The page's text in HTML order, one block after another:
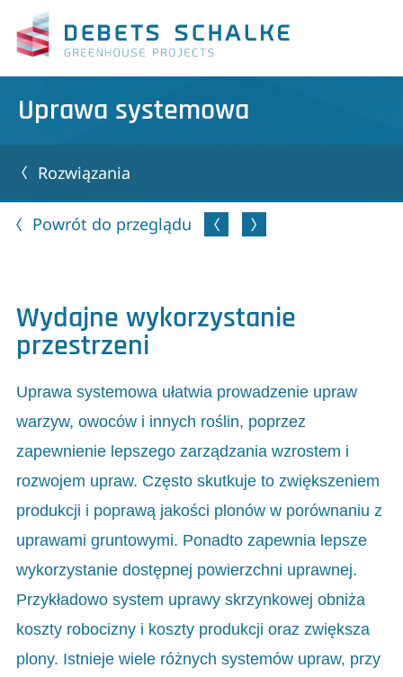
Uprawa systemowa
Rozwiązania
Powrót do przeglądu
Wydajne wykorzystanie
przestrzeni
Uprawa systemowa ułatwia prowadzenie upraw
warzyw, owoców i innych roślin, poprzez
zapewnienie lepszego zarządzania wzrostem i
rozwojem upraw. Często skutkuje to zwiększeniem
produkcji i poprawą jakości plonów w porównaniu z
uprawami gruntowymi. Ponadto zapewnia lepsze
wykorzystanie dostępnej powierzchni uprawnej.
Przykładowo system uprawy skrzynkowej obniża
koszty robocizny i koszty produkcji oraz zwiększa
plony. Istnieje wiele różnych systemów upraw, przy